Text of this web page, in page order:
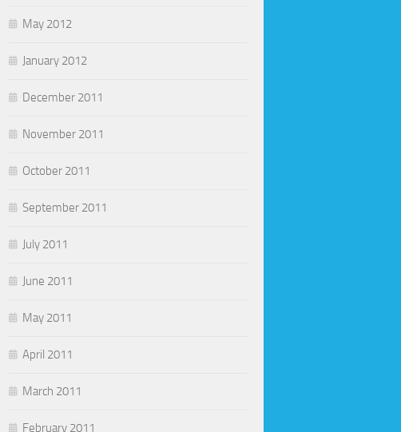
May 2012
January 2012
December 2011
November 2011
October 2011
September 2011
July 2011
June 2011
May 2011
April 2011
March 2011
February 2011